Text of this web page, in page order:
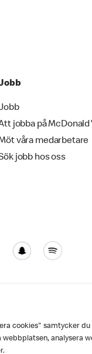
jobba på
våra medarbetare
jobb hos oss
cookies" samtycker
analysera